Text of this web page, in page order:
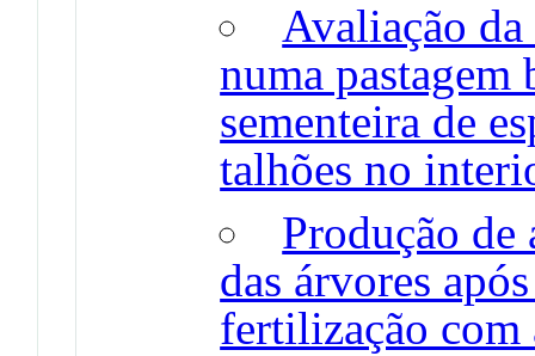
Avaliação
numa pastagem
sementeira de
talhões no
Produção
das árvores
fertilização com